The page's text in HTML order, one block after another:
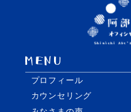
プロフィール
カウンセリング